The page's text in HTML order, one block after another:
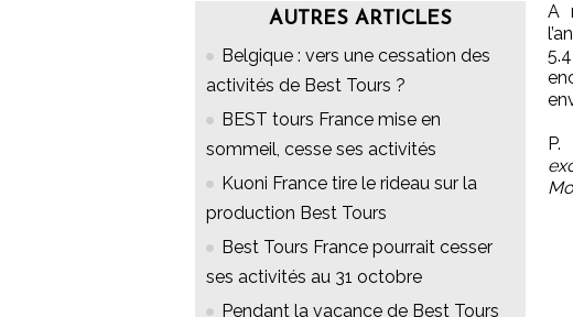
AUTRES ARTICLES
Belgique : vers une cessation des
activités de Best Tours ?
BEST tours France mise en
sommeil, cesse ses activités
Kuoni France tire le rideau sur la
production Best Tours
Best Tours France pourrait cesser
ses activités au 31 octobre
Pendant la vacance de Best Tours
A
P.